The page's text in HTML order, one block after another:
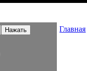
Главная